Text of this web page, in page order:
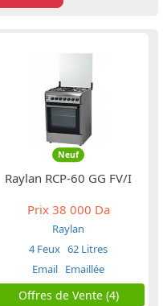
Neuf
Raylan RCP-60 GG FV/I
Prix38 000 Da
Raylan
4 Feux 62 Litres
Email Emaillée
Offres de Vente (4)